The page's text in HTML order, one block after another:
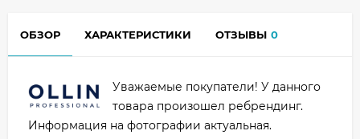
ОБЗОР ХАРАКТЕРИСТИКИ ОТЗЫВЫ 0
Уважаемые покупатели! У данного
товара произошел ребрендинг.
Информация на фотографии актуальная.